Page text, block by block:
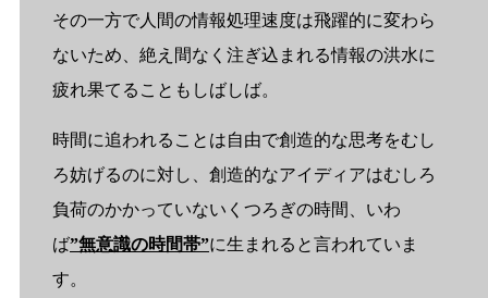
その一方で人間の情報処理速度は飛躍的に変わら
ないため、絶え間なく注ぎ込まれる情報の洪水に
疲れ果てることもしばしば。
時間に追われることは自由で創造的な思考をむし
ろ妨げるのに対し、創造的なアイディアはむしろ
負荷のかかっていないくつろぎの時間、いわ
ば”無意識の時間帯”に生まれると言われていま
す。